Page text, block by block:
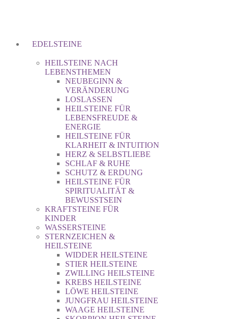
EDELSTEINE
HEILSTEINE NACH
LEBENSTHEMEN
NEUBEGINN &
VERÄNDERUNG
LOSLASSEN
HEILSTEINE FÜR
LEBENSFREUDE &
ENERGIE
HEILSTEINE FÜR
KLARHEIT & INTUITION
HERZ & SELBSTLIEBE
SCHLAF & RUHE
SCHUTZ & ERDUNG
HEILSTEINE FÜR
SPIRITUALITÄT &
BEWUSSTSEIN
KRAFTSTEINE FÜR
KINDER
WASSERSTEINE
STERNZEICHEN &
HEILSTEINE
WIDDER HEILSTEINE
STIER HEILSTEINE
ZWILLING HEILSTEINE
KREBS HEILSTEINE
LÖWE HEILSTEINE
JUNGFRAU HEILSTEINE
WAAGE HEILSTEINE